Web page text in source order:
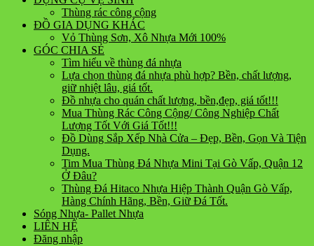
Thùng rác công cộng
ĐỒ GIA DỤNG KHÁC
Vỏ Thùng Sơn, Xô Nhựa Mới 100%
GÓC CHIA SẺ
Tìm hiểu về thùng đá nhựa
Lựa chọn thùng đá nhựa phù hợp? Bền, chất lượng,
giữ nhiệt lâu, giá tốt.
Đồ nhựa cho quán chất lượng, bền,đẹp, giá tốt!!!
Mua Thùng Rác Công Cộng/ Công Nghiệp Chất
Lượng Tốt Với Giá Tốt!!!
Đồ Dùng Sắp Xếp Nhà Cửa – Đẹp, Bền, Gọn Và Tiện
Dụng.
Tim Mua Thùng Đá Nhựa Mini Tại Gò Vấp, Quận 12
Ở Đâu?
Thùng Đá Hitaco Nhựa Hiệp Thành Quận Gò Vấp,
Hàng Chính Hãng, Bền, Giữ Đá Tốt.
Sóng Nhựa- Pallet Nhựa
LIÊN HỆ
Đăng nhập